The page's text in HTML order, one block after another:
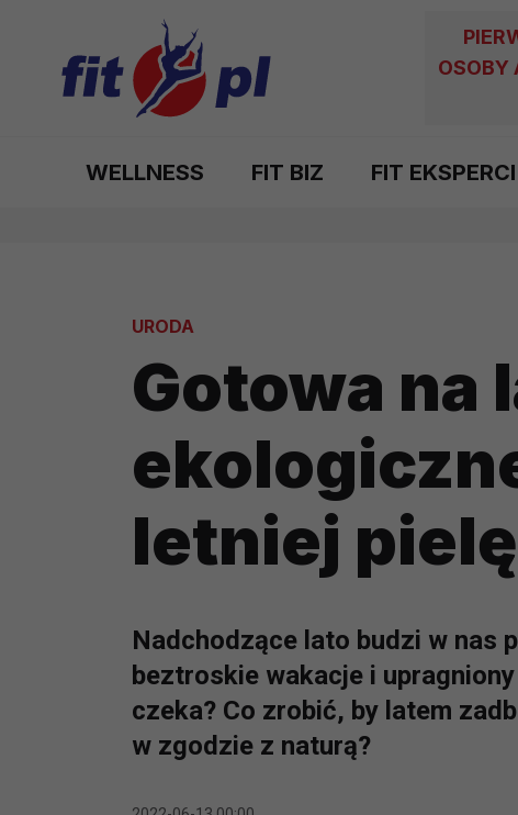
OSOBY
WELLNESS FIT BIZ FIT EKSPERCI
URODA
Gotowa na
letniej
Nadchodzące lato budzi w nas
beztroskie wakacje i
czeka? Co zrobić, by latem
w zgodzie z naturą?